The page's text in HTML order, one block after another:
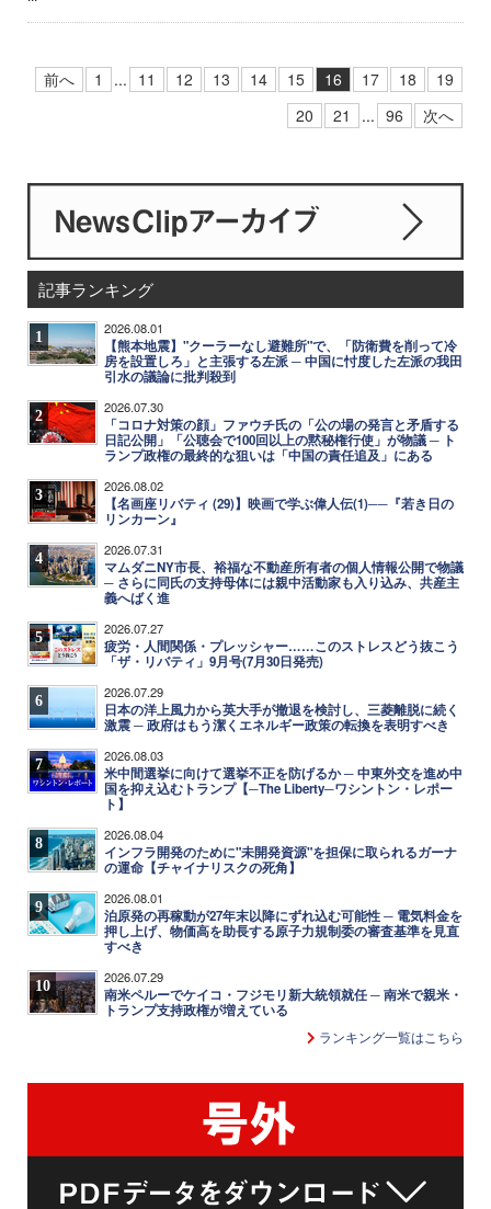
前へ 1 ... 11 12 13 14 15 16 17 18
19
20
21 ... 96 次へ
記事ランキング
1 2026.08.01
【熊本地震】"クーラーなし避難所"で、「防衛費を削って冷
房を設置しろ」と主張する左派 ─ 中国に忖度した左派の我田
引水の議論に批判殺到
2 2026.07.30
「コロナ対策の顔」ファウチ氏の「公の場の発言と矛盾する
日記公開」「公聴会で100回以上の黙秘権行使」が物議 ─ ト
ランプ政権の最終的な狙いは「中国の責任追及」にある
3 2026.08.02
【名画座リバティ (29)】映画で学ぶ偉人伝(1)──『若き日の
リンカーン』
4 2026.07.31
マムダニNY市長、裕福な不動産所有者の個人情報公開で物議
─ さらに同氏の支持母体には親中活動家も入り込み、共産主
義へばく進
5 2026.07.27
疲労・人間関係・プレッシャー……このストレスどう抜こう
「ザ・リバティ」9月号(7月30日発売)
6 2026.07.29
日本の洋上風力から英大手が撤退を検討し、三菱離脱に続く
激震 ─ 政府はもう潔くエネルギー政策の転換を表明すべき
7 2026.08.03
米中間選挙に向けて選挙不正を防げるか ─ 中東外交を進め中
国を抑え込むトランプ【─The Liberty─ワシントン・レポー
ト】
8 2026.08.04
インフラ開発のために"未開発資源"を担保に取られるガーナ
の運命【チャイナリスクの死角】
9 2026.08.01
泊原発の再稼動が27年末以降にずれ込む可能性 ─ 電気料金を
押し上げ、物価高を助長する原子力規制委の審査基準を見直
すべき
10 2026.07.29
南米ペルーでケイコ・フジモリ新大統領就任 ─ 南米で親米・
トランプ支持政権が増えている
ランキング一覧はこちら